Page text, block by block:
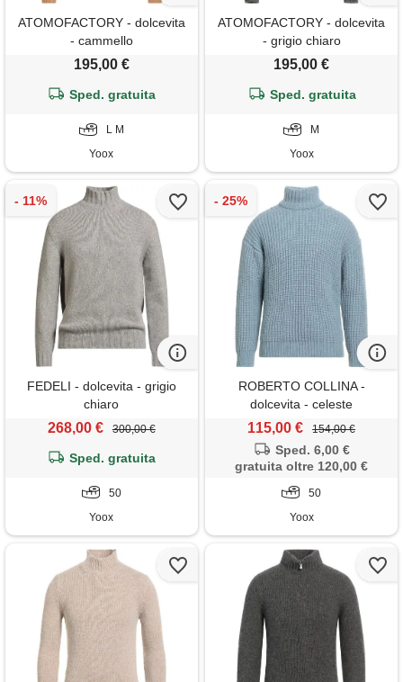
ATOMOFACTORY - dolcevita
- cammello
195,00 €
Sped. gratuita
L M
Yoox
ATOMOFACTORY - dolcevita
- grigio chiaro
195,00 €
Sped. gratuita
M
Yoox
FEDELI - dolcevita - grigio
chiaro
268,00 € 300,00 €
Sped. gratuita
50
Yoox
ROBERTO COLLINA -
dolcevita - celeste
115,00 € 154,00 €
Sped. 6,00 €
gratuita oltre 120,00 €
50
Yoox